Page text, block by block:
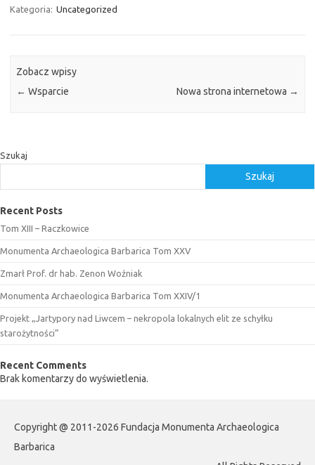
Kategoria: Uncategorized
Zobacz wpisy
← Wsparcie Nowa strona internetowa →
Szukaj
Szukaj
Recent Posts
Tom XIII – Raczkowice
Monumenta Archaeologica Barbarica Tom XXV
Zmarł Prof. dr hab. Zenon Woźniak
Monumenta Archaeologica Barbarica Tom XXIV/1
Projekt „Jartypory nad Liwcem – nekropola lokalnych elit ze schyłku
starożytności”
Recent Comments
Brak komentarzy do wyświetlenia.
Copyright @ 2011-2026 Fundacja Monumenta Archaeologica
Barbarica